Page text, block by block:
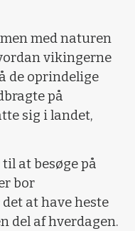
med naturen
vikingerne
de oprindelige
på
sig i landet,
at besøge på
bor
at have heste
del af hverdagen.